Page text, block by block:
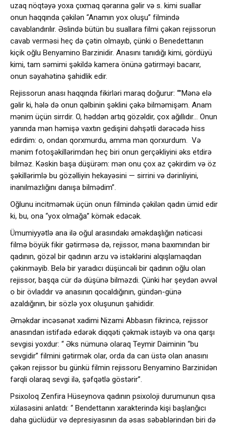
uzaq nöqtəyə yoxa çıxmaq qərarına gəlir və s. kimi suallar
onun haqqında çəkilən “Anamın yox oluşu” filmində
cavablandırılır. Əslində bütün bu suallara filmi çəkən rejissorun
cavab verməsi heç də çətin olmayıb, çünki o Benedettanın
kiçik oğlu Benyamino Barzinidir. Anasını tanıdığı kimi, gördüyü
kimi, tam səmimi şəkildə kamera önünə gətirməyi bacarır,
onun səyahətinə şahidlik edir.
Rejissorun anası haqqında fikirləri maraq doğurur: “”Mənə elə
gəlir ki, hələ də onun qəlbinin şəklini çəkə bilməmişəm. Anam
mənim üçün sirrdir. O, həddən artıq gözəldir, çox ağıllıdır… Onun
yanında mən həmişə vaxtın gedişini dəhşətli dərəcədə hiss
edirdim: o, ondan qorxmurdu, amma mən qorxurdum. Və
mənim fotoşəkillərimdən heç biri onun gerçəkliyini əks etdirə
bilməz. Kəskin başa düşürəm: mən onu çox az çəkirdim və öz
şəkillərimlə bu gözəlliyin hekayəsini — sirrini və dərinliyini,
inanılmazlığını danışa bilmədim”.
Oğlunu incitməmək üçün onun filmində çəkilən qadın ümid edir
ki, bu, ona “yox olmağa” kömək edəcək.
Ümumiyyətlə ana ilə oğul arasındakı əməkdaşlığın nəticəsi
filmə böyük fikir gətirməsə də, rejissor, məna baxımından bir
qadının, gözəl bir qadının arzu və istəklərini alqışlamaqdan
çəkinməyib. Belə bir yaradıcı düşüncəli bir qadının oğlu olan
rejissor, başqa cür də düşünə bilməzdi. Çünki hər şeydən əvvəl
o bir övladdır və anasının qocaldığının, gündən-günə
azaldığının, bir sözlə yox oluşunun şahididir.
Əməkdar incəsənət xadimi Nizami Abbasın fikrincə, rejissor
anasından istifadə edərək diqqəti çəkmək istəyib və ona qarşı
sevgisi yoxdur: “ Əks nümunə olaraq Teymir Daiminin “bu
sevgidir” filmini gətirmək olar, orda da can üstə olan anasını
çəkən rejissor bu günkü filmin rejissoru Benyamino Barzinidən
fərqli olaraq sevgi ilə, şəfqətlə göstərir”.
Psixoloq Zenfira Hüseynova qadının psixoloji durumunun qısa
xülasəsini anlatdı: “ Bendettanın xarakterində kişi başlanğıcı
daha güclüdür və depresiyasının da əsas səbəblərindən biri də